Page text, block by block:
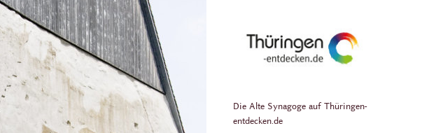
Die Alte Synagoge auf Thüringen-
entdecken.de